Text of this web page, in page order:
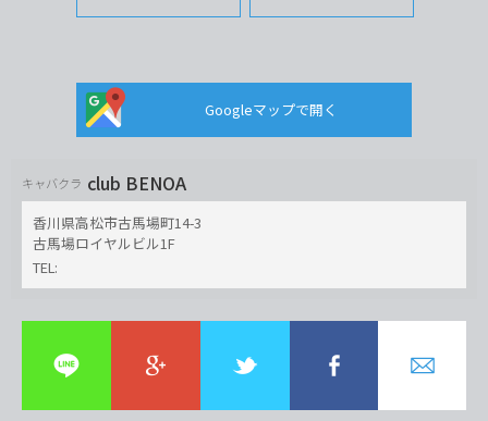
Googleマップで開く
キャバクラ club BENOA
香川県高松市古馬場町14-3
古馬場ロイヤルビル1F
TEL: